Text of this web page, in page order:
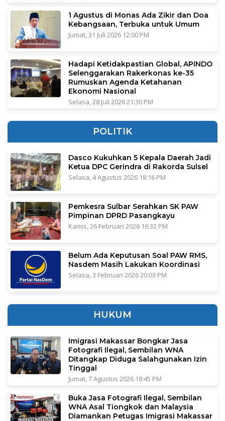
1 Agustus di Monas Ada Zikir dan Doa
Kebangsaan, Terbuka untuk Umum
Jumat, 31 Juli 2026 12:00 PM
Hadapi Ketidakpastian Global, APINDO
Selenggarakan Rakerkonas ke-35
Rumuskan Agenda Ketahanan
Ekonomi Nasional
Selasa, 28 Juli 2026 21:30 PM
POLITIK
Dasco Kukuhkan 5 Kepala Daerah Jadi
Ketua DPC Gerindra di Rakorda Sulsel
Selasa, 4 Agustus 2026 18:16 PM
Pemkesra Sulbar Serahkan SK PAW
Pimpinan DPRD Pasangkayu
Kamis, 26 Februari 2026 16:32 PM
Belum Ada Keputusan Soal PAW RMS,
Nasdem Masih Lakukan Koordinasi
Selasa, 3 Februari 2026 20:03 PM
HUKUM
Imigrasi Makassar Bongkar Jasa
Fotografi Ilegal, Sembilan WNA
Ditangkap Diduga Salahgunakan Izin
Tinggal
Jumat, 7 Agustus 2026 18:45 PM
Buka Jasa Fotografi Ilegal, Sembilan
WNA Asal Tiongkok dan Malaysia
Diamankan Petugas Imigrasi Makassar